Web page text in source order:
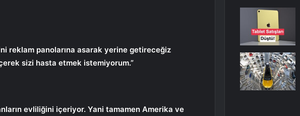
reklam panolarına asarak yerine getireceğiz
sizi hasta etmek istemiyorum.”
evliliğini içeriyor. Yani tamamen Amerika ve